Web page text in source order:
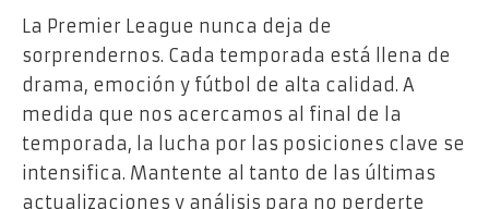
La Premier League nunca deja de
sorprendernos. Cada temporada está llena de
drama, emoción y fútbol de alta calidad. A
medida que nos acercamos al final de la
temporada, la lucha por las posiciones clave se
intensifica. Mantente al tanto de las últimas
actualizaciones y análisis para no perderte